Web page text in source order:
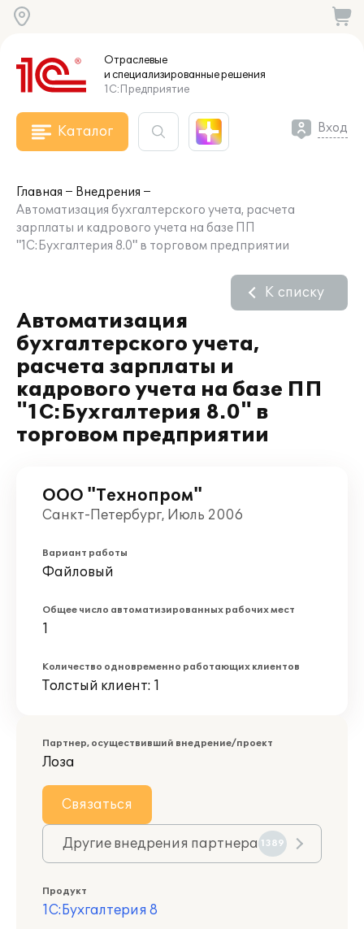
Отраслевые
и специализированныерешения
1С:Предприятие
Каталог Вход
Главная
Внедрения
Автоматизация бухгалтерского учета, расчета
зарплаты и кадрового учета на базе ПП
"1С:Бухгалтерия 8.0" в торговом предприятии
Автоматизация
бухгалтерского учета,
расчета зарплаты и
кадрового учета на базе ПП
"1С:Бухгалтерия 8.0" в
торговом предприятии
К списку
ООО "Технопром"
Санкт-Петербург, Июль 2006
Вариант работы
Файловый
Общее число автоматизированных рабочих мест
1
Количество одновременно работающих клиентов
Толстый клиент: 1
Партнер, осуществивший внедрение/проект
Лоза
Связаться
Другие внедрения партнера 1389
Продукт
1С:Бухгалтерия 8